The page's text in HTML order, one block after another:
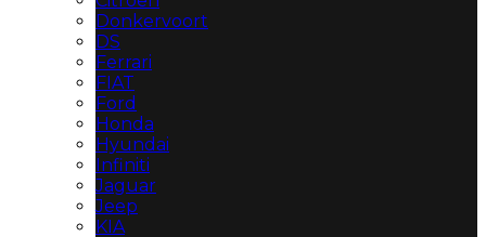
Donkervoort
DS
Ferrari
FIAT
Ford
Honda
Hyundai
Infiniti
Jaguar
Jeep
KIA